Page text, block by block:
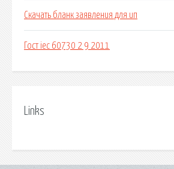
Скачать бланк заявления для ип
Гост iec 60730 2 9 2011
Links